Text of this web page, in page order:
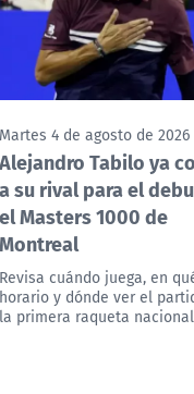
Martes 4 de agosto de 2026
Alejandro Tabilo ya
a su rival para el
el Masters 1000 de
Montreal
Revisa cuándo juega, en
horario y dónde ver el
la primera raqueta